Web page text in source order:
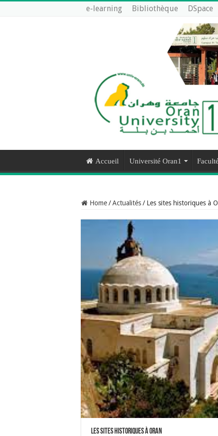
e-learning Bibliothèque DSpace
Accueil Université Oran1
Home/Actualités/ Les sites historiques à
Les sites historiques à Oran